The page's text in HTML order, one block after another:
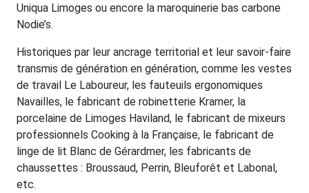
Uniqua Limoges ou encore la maroquinerie bas carbone
Nodie’s.
Historiques par leur ancrage territorial et leur savoir-faire
transmis de génération en génération, comme les vestes
de travail Le Laboureur, les fauteuils ergonomiques
Navailles, le fabricant de robinetterie Kramer, la
porcelaine de Limoges Haviland, le fabricant de mixeurs
professionnels Cooking à la Française, le fabricant de
linge de lit Blanc de Gérardmer, les fabricants de
chaussettes : Broussaud, Perrin, Bleuforêt et Labonal,
etc.